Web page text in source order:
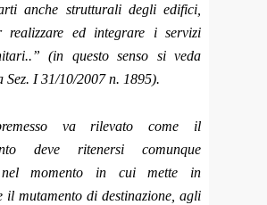
anche strutturali degli edifici,
realizzare ed integrare i servizi
(in questo senso si veda
Sez. I 31/10/2007 n. 1895).
va rilevato come il
deve ritenersi comunque
nel momento in cui mette in
il mutamento di destinazione, agli